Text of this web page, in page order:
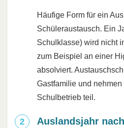
Häufige Form für ein
Schüleraustausch. Ein
Schulklasse) wird nicht
zum Beispiel an einer
absolviert.
Gastfamilie und
Schulbetrieb teil.
Auslandsjahr